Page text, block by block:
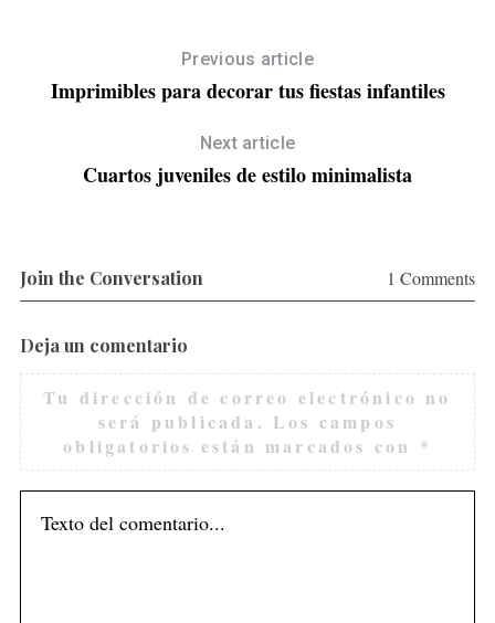
Previous article
Imprimibles para decorar tus fiestas infantiles
Next article
Cuartos juveniles de estilo minimalista
Join the Conversation 1 Comments
Deja un comentario
Tu dirección de correo electrónico no
será publicada. Los campos
obligatorios están marcados con *